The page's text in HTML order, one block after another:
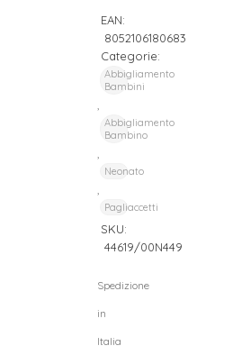
EAN:
8052106180683
Categorie:
Abbigliamento
Bambini
Abbigliamento
Bambino
Neonato
Pagliaccetti
SKU:
44619/00N449
Spedizione
in
Italia